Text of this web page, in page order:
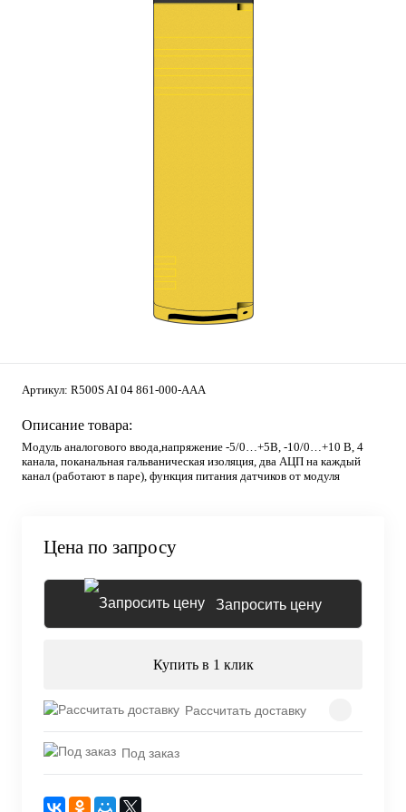
Артикул: R500S AI 04 861-000-AAA
Описание товара:
Модуль аналогового ввода,напряжение -5/0…+5В, -10/0…+10 В, 4
канала, поканальная гальваническая изоляция, два АЦП на каждый
канал (работают в паре), функция питания датчиков от модуля
Цена по запросу
Запросить цену
Купить в 1 клик
Рассчитать доставку
Под заказ